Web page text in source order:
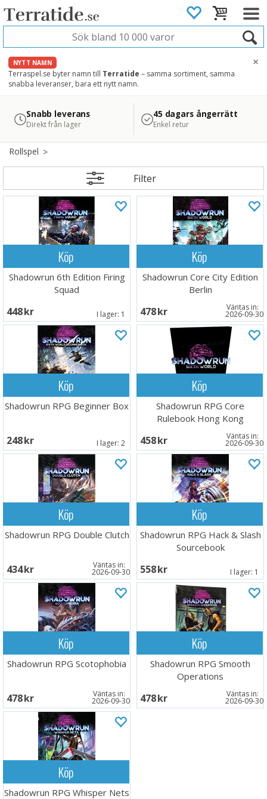
NYTT NAMN
Terraspel.se byter namn till Terratide – samma sortiment, samma
snabba leveranser, bara ett nytt namn.
×
4.8
Läs omdömen på Google
Säker betalning
med Svea
Snabb leverans
Direkt från lager
45 dagars ångerrätt
Enkel retur
Rollspel
Filter
Köp
Shadowrun 6th Edition Firing
Squad
448 SEK I lager: 1
Köp
Shadowrun Core City Edition
Berlin
478 SEK Väntas in:
2026-09-30
Köp
Shadowrun RPG Beginner Box
248 SEK I lager: 2
Köp
Shadowrun RPG Core
Rulebook Hong Kong
458 SEK Väntas in:
2026-09-30
Köp
Shadowrun RPG Double Clutch
434 SEK Väntas in:
2026-09-30
Köp
Shadowrun RPG Hack & Slash
Sourcebook
558 SEK I lager: 1
Köp
Shadowrun RPG Scotophobia
478 SEK Väntas in:
2026-09-30
Köp
Shadowrun RPG Smooth
Operations
478 SEK Väntas in:
2026-09-30
Köp
Shadowrun RPG Whisper Nets